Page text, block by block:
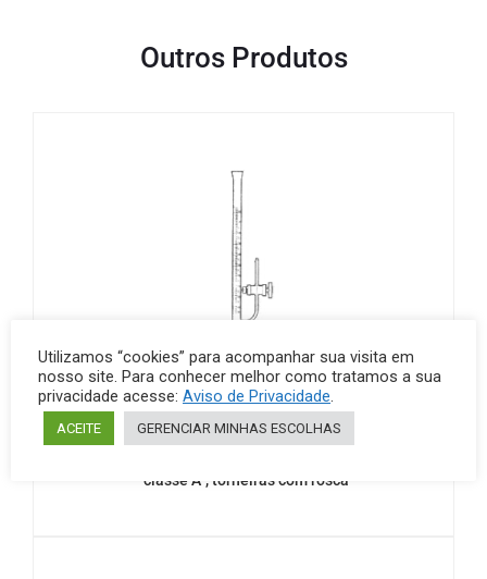
Outros Produtos
Buretas graduadas Vidraria
“classe A”, torneiras com rosca
Utilizamos “cookies” para acompanhar sua visita em
nosso site. Para conhecer melhor como tratamos a sua
privacidade acesse: Aviso de Privacidade.
ACEITE GERENCIAR MINHAS ESCOLHAS